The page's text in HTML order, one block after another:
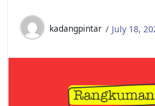
kadangpintar July 18,